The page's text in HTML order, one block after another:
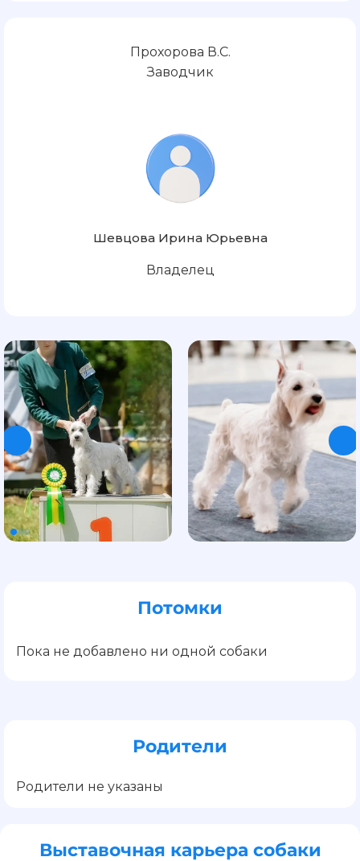
Прохорова В.С.
Заводчик
Шевцова Ирина Юрьевна
Владелец
Потомки
Пока не добавлено ни одной собаки
Родители
Родители не указаны
Выставочная карьера собаки